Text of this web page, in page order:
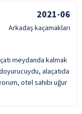
2021-06
Arkadaş kaçamakları
meydanda kalmak
alaçatıda
otel sahibi uğur